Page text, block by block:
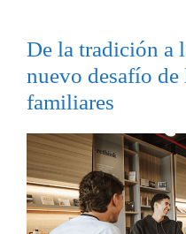
De la tradición a
nuevo desafío de
familiares